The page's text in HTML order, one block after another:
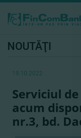
NOUTĂŢI
19.10.2022
Serviciul
acum
nr.3, bd.